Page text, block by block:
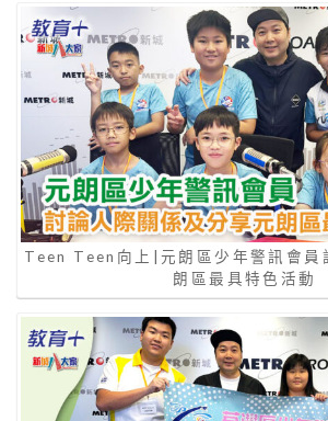
Teen Teen向上|元朗區少年警訊會員
朗區最具特色活動